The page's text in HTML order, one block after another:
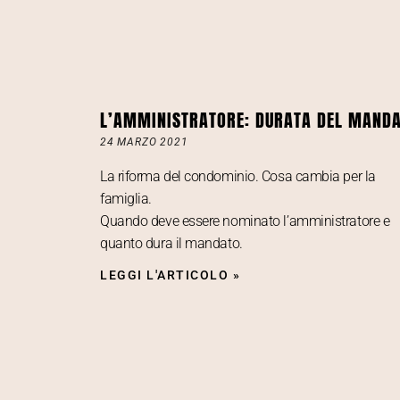
L’AMMINISTRATORE: DURATA DEL
24 MARZO 2021
La riforma del condominio. Cosa cambia per la
famiglia.
Quando deve essere nominato l’amministratore e
quanto dura il mandato.
LEGGI L'ARTICOLO »